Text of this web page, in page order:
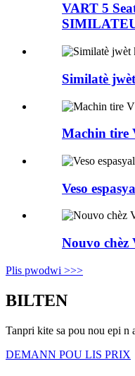
VART 5
Similatè
Machin tire
Veso
Nouvo chèz
Plis pwodwi >>>
BILTEN
Tanpri kite sa pou nou epi n
DEMANN POU LIS PRIX